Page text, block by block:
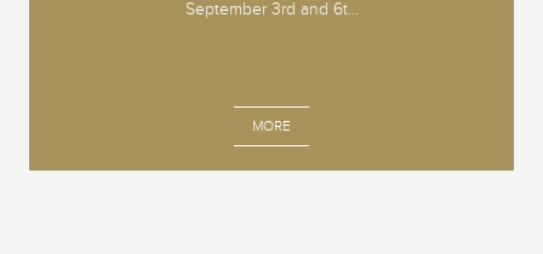
September 3rd and 6t...
MORE